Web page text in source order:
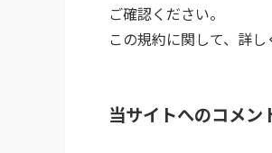
ご確認ください。
この規約に関して、詳し
当サイトへのコメン